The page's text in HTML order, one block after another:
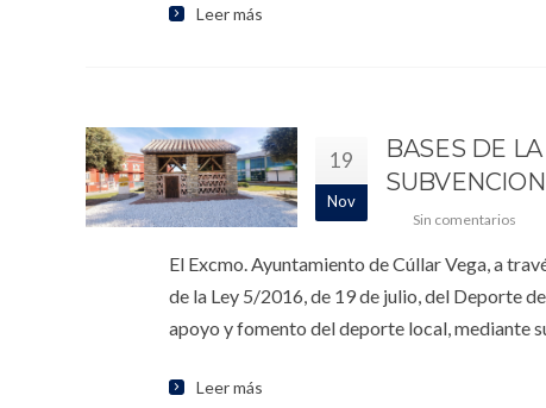
Leer más
19
Nov
BASES DE
Sin comentarios
El Excmo. Ayuntamiento de Cúllar Vega, a
de la Ley 5/2016, de 19 de julio, del Deporte
apoyo y fomento del deporte local, mediante
Leer más